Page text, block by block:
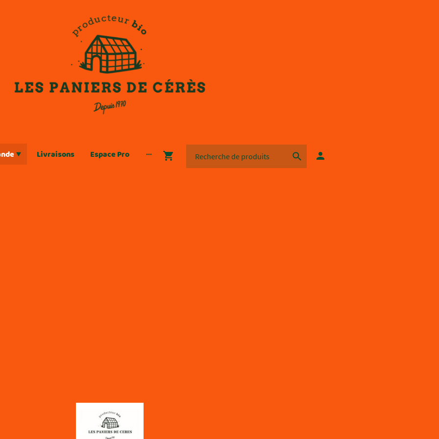
Livraisons Espace Pro